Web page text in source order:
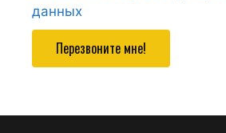
данных
Перезвоните мне!